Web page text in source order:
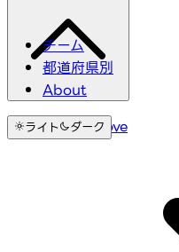
チーム
都道府県別
About
ライト ダーク
YosakoiLove